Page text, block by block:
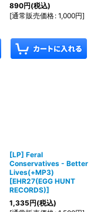
890円(税込)
[通常販売価格: 1,000円]
[LP] Feral
Conservatives - Better
Lives(+MP3)
[EHR27(EGG HUNT
RECORDS)]
1,335円(税込)